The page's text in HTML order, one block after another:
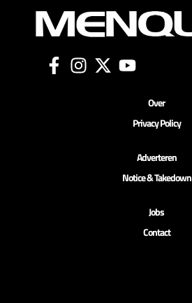
Over
Privacy Policy
Adverteren
Notice & Takedown
Jobs
Contact